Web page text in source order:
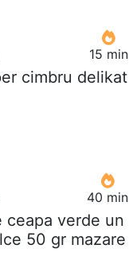
15 min
cimbru delikat
40 min
verde un
50 gr mazare